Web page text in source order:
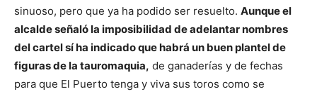
sinuoso, pero que ya ha podido ser resuelto. Aunque el
alcalde señaló la imposibilidad de adelantar nombres
del cartel sí ha indicado que habrá un buen plantel de
figuras de la tauromaquia, de ganaderías y de fechas
para que El Puerto tenga y viva sus toros como se